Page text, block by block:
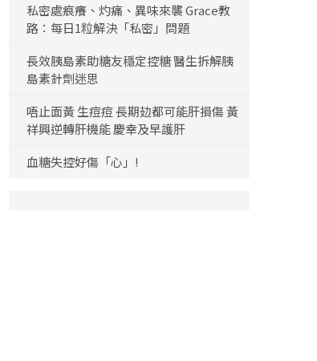
私密處痕癢、灼痛、異味來襲 Grace教
路：每日1粒解決「私密」問題
長效胰島素助糖友穩定控糖 醫生拆解胰
島素針劑迷思
唔止面黃 生痘痘 長期攰都可能肝損傷 黃
祥興逆轉肝機能 慶幸及早護肝
血糖失控好傷「心」!